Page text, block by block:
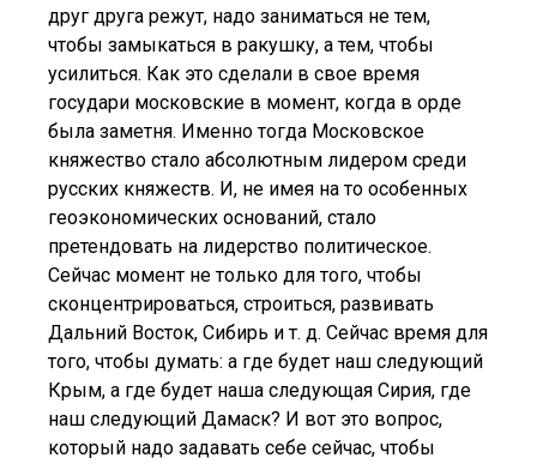
друг друга режут, надо заниматься не тем,
чтобы замыкаться в ракушку, а тем, чтобы
усилиться. Как это сделали в свое время
государи московские в момент, когда в орде
была заметня. Именно тогда Московское
княжество стало абсолютным лидером среди
русских княжеств. И, не имея на то особенных
геоэкономических оснований, стало
претендовать на лидерство политическое.
Сейчас момент не только для того, чтобы
сконцентрироваться, строиться, развивать
Дальний Восток, Сибирь и т. д. Сейчас время для
того, чтобы думать: а где будет наш следующий
Крым, а где будет наша следующая Сирия, где
наш следующий Дамаск? И вот это вопрос,
который надо задавать себе сейчас, чтобы